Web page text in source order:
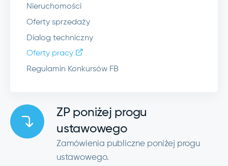
Nieruchomości
Oferty sprzedaży
Dialog techniczny
Oferty pracy
Regulamin Konkursów FB
ZP poniżej progu
ustawowego
Zamówienia publiczne poniżej progu
ustawowego.